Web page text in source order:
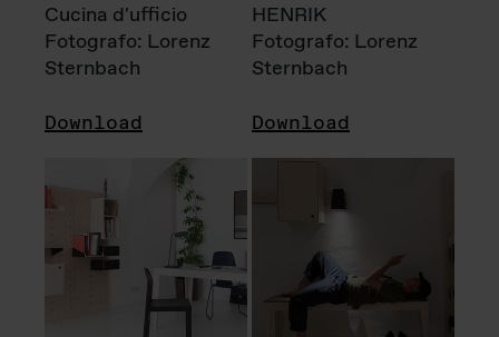
Cucina d'ufficio
Fotografo: Lorenz
Sternbach
Download
HENRIK
Fotografo: Lorenz
Sternbach
Download